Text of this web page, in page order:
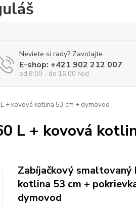
Neviete si rady? Zavolajte.
E-shop: +421 902 212 007
od 8:00 - do 16:00 hod
+ kovová kotlina 53 cm + dymovod
L + kovová
Zabíjačkový
kotlina 53 cm +
dymovod